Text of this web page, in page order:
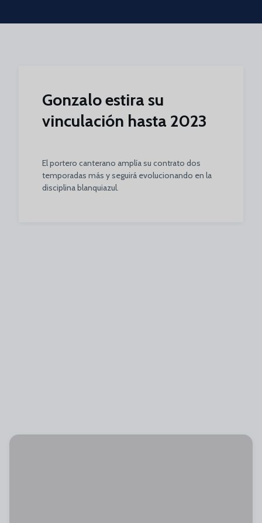
Skip to main content
Gonzalo estira su
vinculación hasta 2023
El portero canterano amplía su contrato dos
temporadas más y seguirá evolucionando en la
disciplina blanquiazul.